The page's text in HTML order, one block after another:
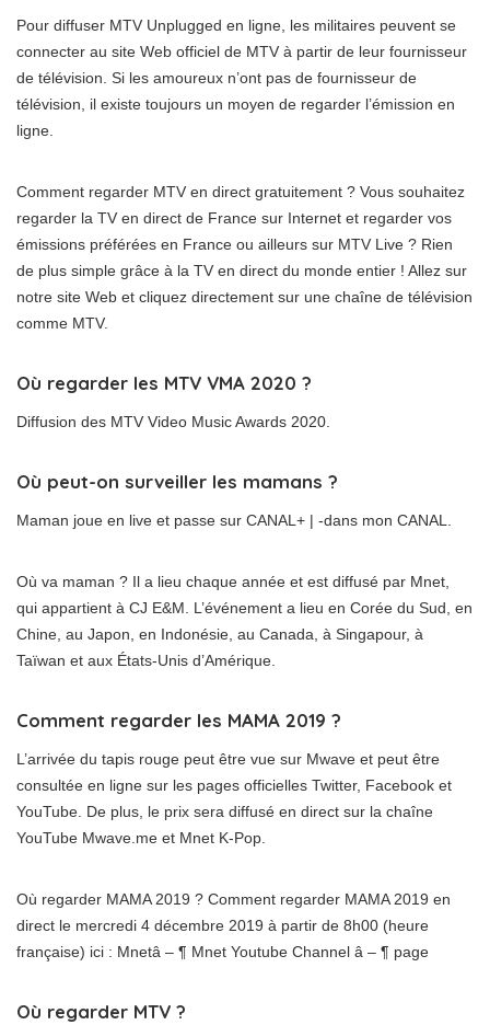
Pour diffuser MTV Unplugged en ligne, les militaires peuvent se
connecter au site Web officiel de MTV à partir de leur fournisseur
de télévision. Si les amoureux n’ont pas de fournisseur de
télévision, il existe toujours un moyen de regarder l’émission en
ligne.
Comment regarder MTV en direct gratuitement ? Vous souhaitez
regarder la TV en direct de France sur Internet et regarder vos
émissions préférées en France ou ailleurs sur MTV Live ? Rien
de plus simple grâce à la TV en direct du monde entier ! Allez sur
notre site Web et cliquez directement sur une chaîne de télévision
comme MTV.
Où regarder les MTV VMA 2020 ?
Diffusion des MTV Video Music Awards 2020.
Où peut-on surveiller les mamans ?
Maman joue en live et passe sur CANAL+ | -dans mon CANAL.
Où va maman ? Il a lieu chaque année et est diffusé par Mnet,
qui appartient à CJ E&M. L’événement a lieu en Corée du Sud, en
Chine, au Japon, en Indonésie, au Canada, à Singapour, à
Taïwan et aux États-Unis d’Amérique.
Comment regarder les MAMA 2019 ?
L’arrivée du tapis rouge peut être vue sur Mwave et peut être
consultée en ligne sur les pages officielles Twitter, Facebook et
YouTube. De plus, le prix sera diffusé en direct sur la chaîne
YouTube Mwave.me et Mnet K-Pop.
Où regarder MAMA 2019 ? Comment regarder MAMA 2019 en
direct le mercredi 4 décembre 2019 à partir de 8h00 (heure
française) ici : Mnetâ – ¶ Mnet Youtube Channel â – ¶ page
Où regarder MTV ?